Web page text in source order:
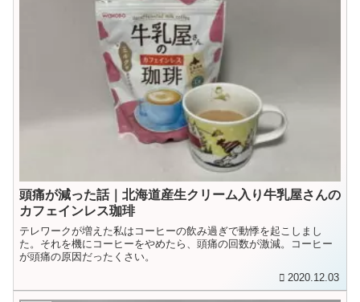
頭痛が減った話｜北海道産生クリーム入り牛乳屋さんの
カフェインレス珈琲
テレワークが増えた私はコーヒーの飲み過ぎで動悸を起こしまし
た。それを機にコーヒーをやめたら、頭痛の回数が激減。コーヒー
が頭痛の原因だったくさい。
2020.12.03